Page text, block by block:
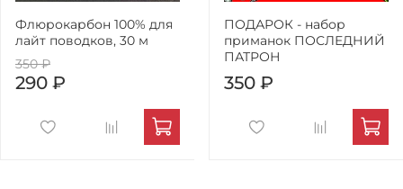
Флюрокарбон 100% для
лайт поводков, 30 м
350 ₽
290 ₽
ПОДАРОК - набор
приманок ПОСЛЕДНИЙ
ПАТРОН
350 ₽